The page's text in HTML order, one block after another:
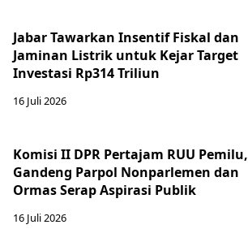
Jabar Tawarkan Insentif Fiskal dan
Jaminan Listrik untuk Kejar Target
Investasi Rp314 Triliun
16 Juli 2026
Komisi II DPR Pertajam RUU Pemilu,
Gandeng Parpol Nonparlemen dan
Ormas Serap Aspirasi Publik
16 Juli 2026